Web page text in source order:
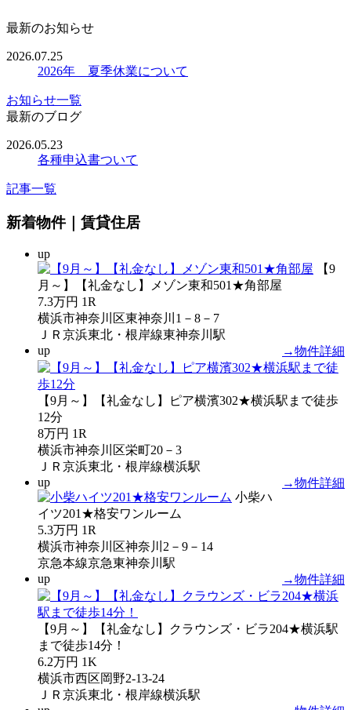
最新のお知らせ
2026.07.25
2026年 夏季休業について
お知らせ一覧
最新のブログ
2026.05.23
各種申込書ついて
記事一覧
新着物件｜賃貸住居
up
【9
月～】【礼金なし】メゾン東和501★角部屋
7.3万円 1R
横浜市神奈川区東神奈川1－8－7
ＪＲ京浜東北・根岸線東神奈川駅
→物件詳細
up
【9月～】【礼金なし】ピア横濱302★横浜駅まで徒歩
12分
8万円 1R
横浜市神奈川区栄町20－3
ＪＲ京浜東北・根岸線横浜駅
→物件詳細
up
小柴ハ
イツ201★格安ワンルーム
5.3万円 1R
横浜市神奈川区神奈川2－9－14
京急本線京急東神奈川駅
→物件詳細
up
【9月～】【礼金なし】クラウンズ・ビラ204★横浜駅
まで徒歩14分！
6.2万円 1K
横浜市西区岡野2-13-24
ＪＲ京浜東北・根岸線横浜駅